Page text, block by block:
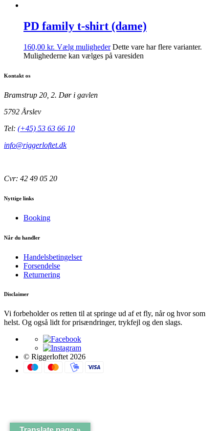
PD family t-shirt (dame)
160,00 kr. Vælg muligheder Dette vare har flere varianter.
Mulighederne kan vælges på varesiden
Kontakt os
Bramstrup 20, 2. Dør i gavlen
5792 Årslev
Tel: (+45) 53 63 66 10
info@riggerloftet.dk
Cvr: 42 49 05 20
Nyttige links
Booking
Når du handler
Handelsbetingelser
Forsendelse
Returnering
Disclaimer
Vi forbeholder os retten til at springe ud af et fly, når og hvor som
helst. Og også lidt for prisændringer, trykfejl og den slags.
© Riggerloftet 2026